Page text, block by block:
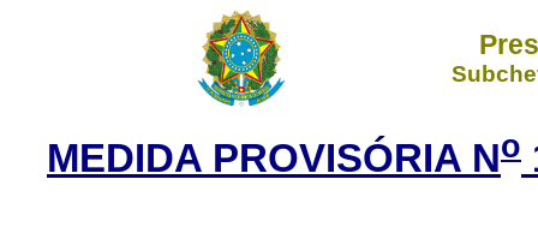
MEDIDA PROVISÓRIA No